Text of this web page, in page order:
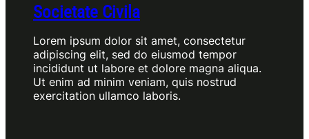
Societate Civila
Lorem ipsum dolor sit amet, consectetur
adipiscing elit, sed do eiusmod tempor
incididunt ut labore et dolore magna aliqua.
Ut enim ad minim veniam, quis nostrud
exercitation ullamco laboris.